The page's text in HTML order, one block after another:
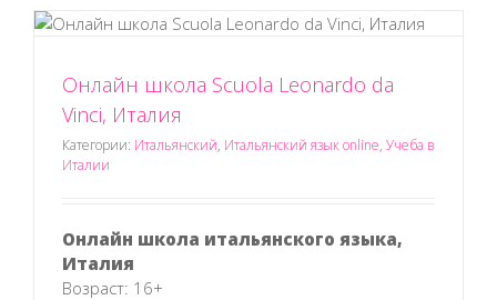
Онлайн школа Scuola Leonardo da
Vinci, Италия
Категории: Итальянский, Итальянский язык online, Учеба в
Италии
Онлайн школа итальянского языка,
Италия
Возраст: 16+